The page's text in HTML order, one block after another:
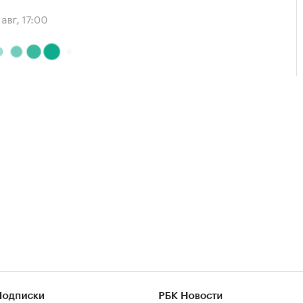
17:00
РБК Новости